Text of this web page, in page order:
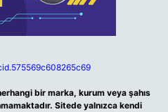
bir marka, kurum veya şahıs
Sitede yalnızca kendi